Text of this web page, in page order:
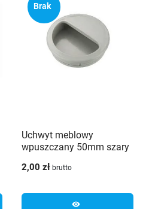
Brak
Uchwyt meblowy
wpuszczany 50mm szary
2,00 zł brutto
visibility